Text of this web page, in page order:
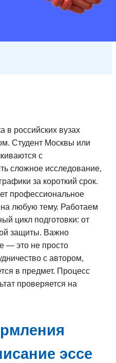
в российских вузах
Студент Москвы или
с
сложное исследование,
за короткий срок.
профессиональное
любую тему. Работаем
цикл подготовки: от
защиты. Важно
— это не просто
с автором,
в предмет. Процесс
проверяется на
эссе